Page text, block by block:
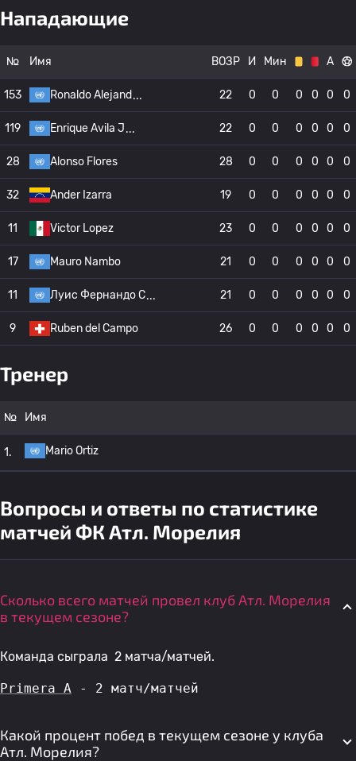
Нападающие
№ Имя ВОЗР И Мин А
153 Ronaldo Alejand 22 0 0 0 0 0 0
119 Enrique Avila J 22 0 0 0 0 0 0
28 Alonso Flores 28 0 0 0 0 0 0
32 Ander Izarra 19 0 0 0 0 0 0
11 Victor Lopez 23 0 0 0 0 0 0
17 Mauro Nambo 21 0 0 0 0 0 0
11 Луис Фернандо С 21 0 0 0 0 0 0
9 Ruben del Campo 26 0 0 0 0 0 0
Тренер
№ Имя
1. Mario Ortiz
Вопросы и ответы по статистике
матчей ФК Атл. Морелия
Сколько всего матчей провел клуб Атл. Морелия
в текущем сезоне?
Команда сыграла 2 матча/матчей.
Primera A - 2 матч/матчей
Какой процент побед в текущем сезоне у клуба
Атл. Морелия?